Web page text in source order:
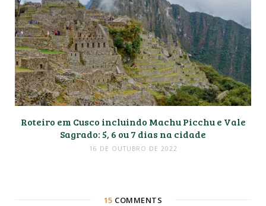
Roteiro em Cusco incluindo Machu Picchu e Vale
Sagrado: 5, 6 ou 7 dias na cidade
16 DE OUTUBRO DE 2022
15 COMMENTS